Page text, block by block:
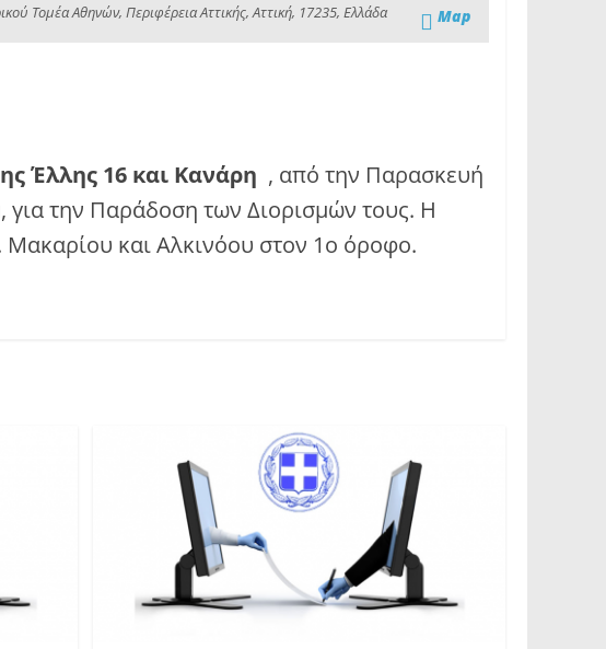
Τομέα Αθηνών, Περιφέρεια Αττικής, Αττική, 17235, Ελλάδα Map
Έλλης 16 και Κανάρη , από την Παρασκευή
την Παράδοση των Διορισμών τους. Η
Μακαρίου και Αλκινόου στον 1ο όροφο.